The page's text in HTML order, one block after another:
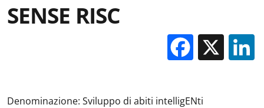
SENSE RISC
X
Denominazione: Sviluppo di abiti intelligENti